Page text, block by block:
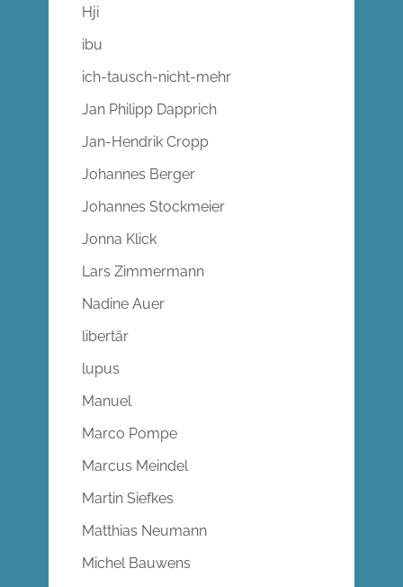
Hji
ibu
ich-tausch-nicht-mehr
Jan Philipp Dapprich
Jan-Hendrik Cropp
Johannes Berger
Johannes Stockmeier
Jonna Klick
Lars Zimmermann
Nadine Auer
libertär
lupus
Manuel
Marco Pompe
Marcus Meindel
Martin Siefkes
Matthias Neumann
Michel Bauwens